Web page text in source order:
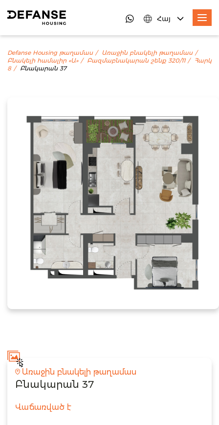
Հայ
Defanse Housing թաղամաս
Առաջին բնակելի թաղամաս
Բնակելի համալիր «Ա»
Բազմաբնակարան շենք 320/11
Հարկ
8
Բնակարան 37
Առաջին բնակելի թաղամաս
Բնակարան 37
Վաճառված է